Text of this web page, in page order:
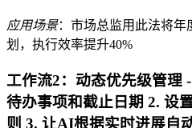
应用场景：市场总监用此法将年
划，执行效率提升40%
工作流2：动态优先级管理 -
待办事项和截止日期 2. 设
则 3. 让AI根据实时进展自